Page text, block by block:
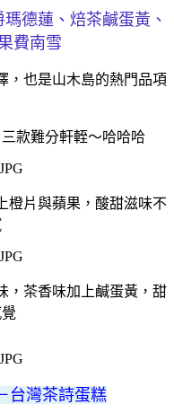
德蓮、焙茶鹹蛋黃、
費南雪
，也是山木島的熱門品項
款難分軒輊～哈哈哈
橙片與蘋果，酸甜滋味不
，茶香味加上鹹蛋黃，甜
台灣茶詩蛋糕